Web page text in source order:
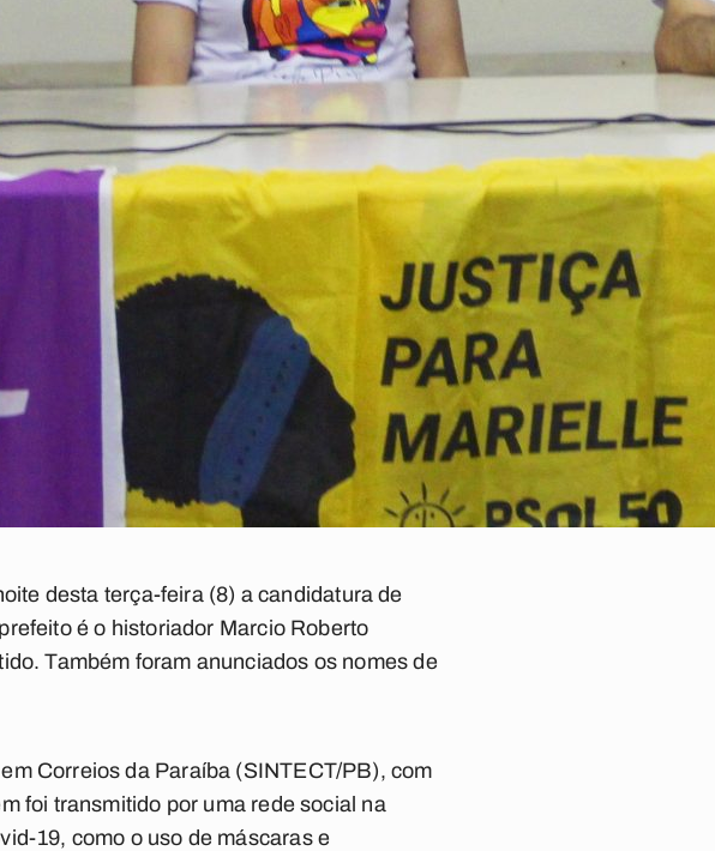
desta terça-feira (8) a candidatura de
é o historiador Marcio Roberto
Também foram anunciados os nomes de
Correios da Paraíba (SINTECT/PB), com
foi transmitido por uma rede social na
19, como o uso de máscaras e